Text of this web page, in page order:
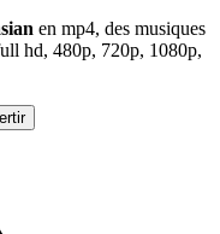
en mp4, des musiques
hd, 480p, 720p, 1080p,